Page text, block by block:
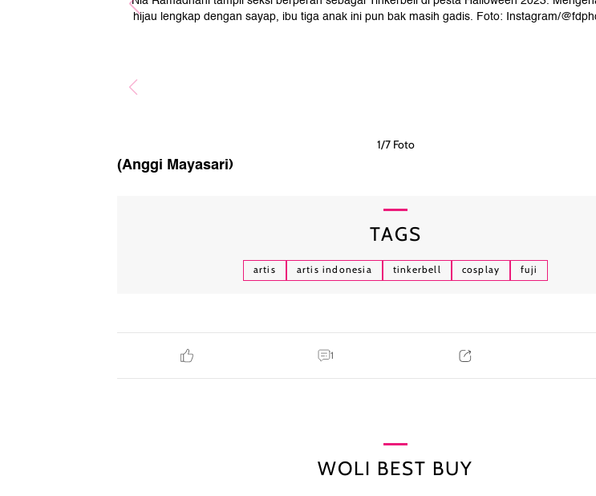
hijau lengkap dengan sayap, ibu tiga anak ini pun bak masih gadis. Foto: Instagram/
1/7 Foto
(Anggi Mayasari)
TAGS
artis artis indonesia tinkerbell cosplay fuji
1
WOLI BEST BUY